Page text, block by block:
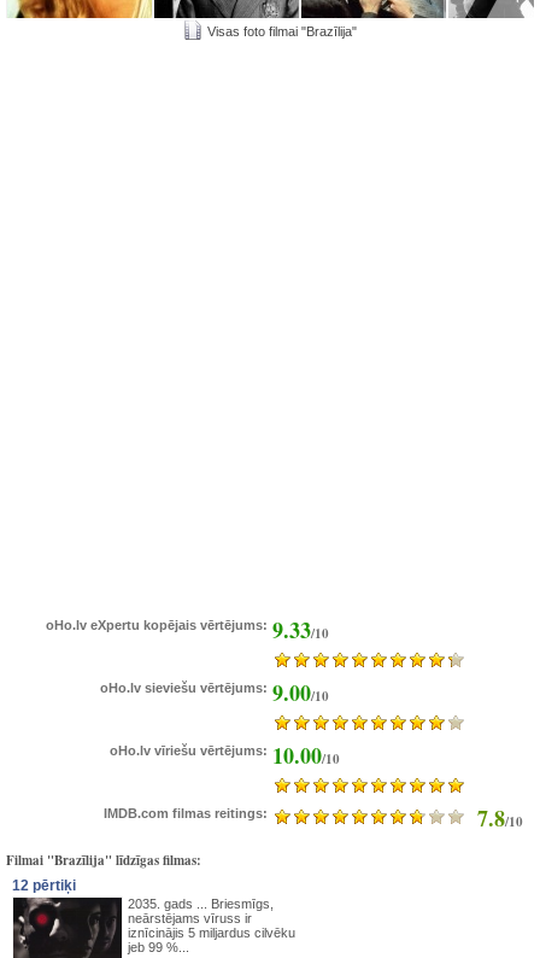
Visas foto filmai "Brazīlija"
oHo.lv eXpertu kopējais vērtējums: 9.33/10
oHo.lv sieviešu vērtējums: 9.00/10
oHo.lv vīriešu vērtējums: 10.00/10
IMDB.com filmas reitings: 7.8/10
Filmai "Brazīlija" līdzīgas filmas:
12 pērtiķi
2035. gads ... Briesmīgs,
neārstējams vīruss ir
iznīcinājis 5 miljardus cilvēku
jeb 99 %...